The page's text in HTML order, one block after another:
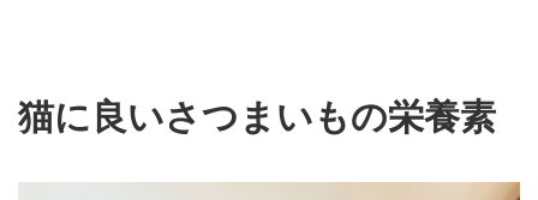
猫に良いさつまいもの栄養素